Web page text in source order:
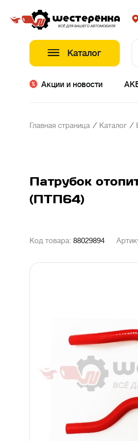
Каталог
Акции и новости
Главная страница / Каталог /
Патрубок
(ПТП64)
Код товара: 88029894